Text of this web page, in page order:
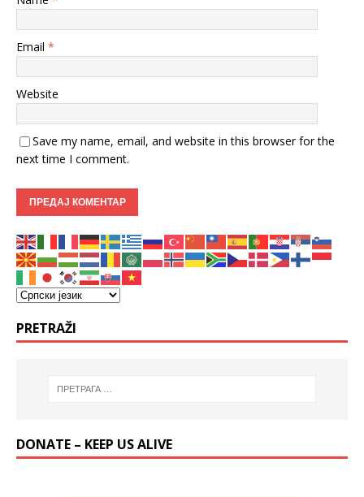
Email *
Website
Save my name, email, and website in this browser for the
next time I comment.
PRETRAŽI
DONATE – KEEP US ALIVE